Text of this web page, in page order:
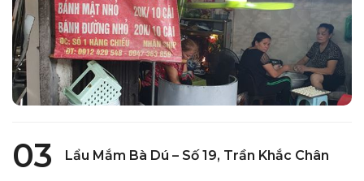
03 Lẩu Mắm Bà Dú – Số 19, Trần Khắc Chân